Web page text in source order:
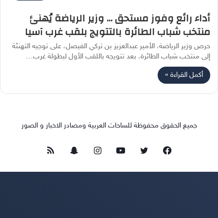
أداء رائع وفوز مستحق … وزير الرياضة يُهنئ
منتخب شباب الطائرة بالتتويج بلقب غرب آسيا
حرص وزير الرياضة، الأمير عبدالعزيز بن تركي الفيصل، على توجيه التهنئة
إلى منتخب شباب الطائرة، بعد تتويجه باللقب الأول لبطولة غرب…
أكمل القراءة »
جميع الحقوق محفوظة للساحات العربية ومصادر الاخبار و الصور
فيسبوك تويتر يوتيوبانستقرامسناب
تشات
ملخص
الموقع